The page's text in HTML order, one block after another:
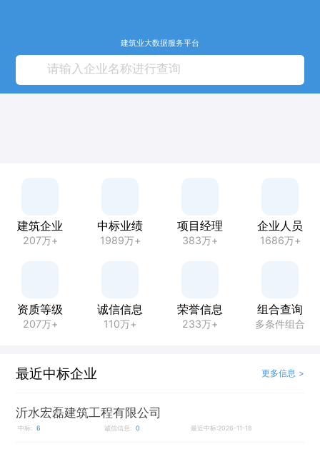
建筑业大数据服务平台
建筑企业
207万+
中标业绩
1989万+
项目经理
383万+
企业人员
1686万+
资质等级
207万+
诚信信息
110万+
荣誉信息
233万+
组合查询
多条件组合
最近中标企业 更多信息 >
沂水宏磊建筑工程有限公司
中标: 6 诚信信息: 0 最近中标:2026-11-18